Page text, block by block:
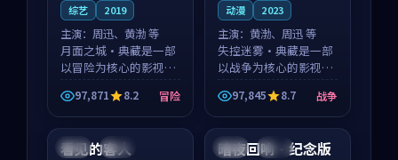
综艺 2019
主演： 周迅、黄渤 等
月面之城·典藏是一部
以冒险为核心的影视作
品，围绕危机、反转与
人物成长展开，整体节
奏紧凑，值得推荐观
看。
97,871 8.2 冒险
动漫 2023
主演： 黄渤、周迅 等
失控迷雾·典藏是一部
以战争为核心的影视作
品，围绕危机、反转与
人物成长展开，整体节
奏紧凑，值得推荐观
看。
97,845 8.7 战争
泰国 完结
看见的客人 中国 热播
暗夜回响·纪念版